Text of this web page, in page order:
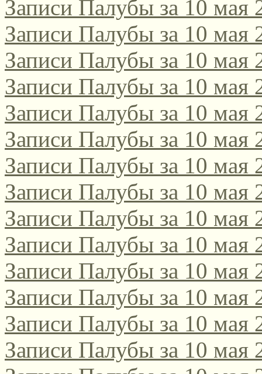
Записи Палубы за 10 мая
Записи Палубы за 10 мая
Записи Палубы за 10 мая
Записи Палубы за 10 мая
Записи Палубы за 10 мая
Записи Палубы за 10 мая
Записи Палубы за 10 мая
Записи Палубы за 10 мая
Записи Палубы за 10 мая
Записи Палубы за 10 мая
Записи Палубы за 10 мая
Записи Палубы за 10 мая
Записи Палубы за 10 мая
Записи Палубы за 10 мая